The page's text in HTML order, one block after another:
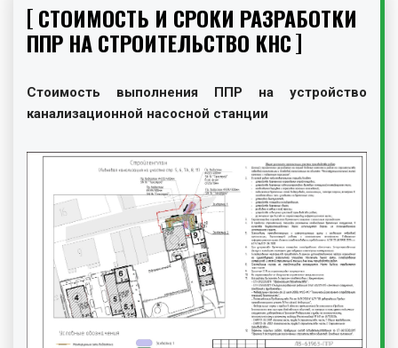
СТОИМОСТЬ И СРОКИ РАЗРАБОТКИ
ППР НА СТРОИТЕЛЬСТВО КНС
Стоимость выполнения ППР на устройство
канализационной насосной станции